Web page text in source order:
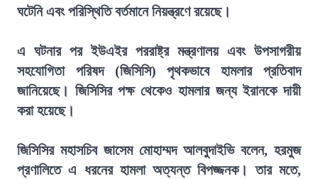
ঘটেনি এবং পরিস্থিতি বর্তমানে নিয়ন্ত্রণে রয়েছে।
এ ঘটনার পর ইউএইর পররাষ্ট্র মন্ত্রণালয় এবং উপসাগরীয়
সহযোগিতা পরিষদ (জিসিসি) পৃথকভাবে হামলার প্রতিবাদ
জানিয়েছে। জিসিসির পক্ষ থেকেও হামলার জন্য ইরানকে দায়ী
করা হয়েছে।
জিসিসির মহাসচিব জাসেম মোহাম্মদ আলবুদাইভি বলেন, হরমুজ
প্রণালিতে এ ধরনের হামলা অত্যন্ত বিপজ্জনক। তার মতে,